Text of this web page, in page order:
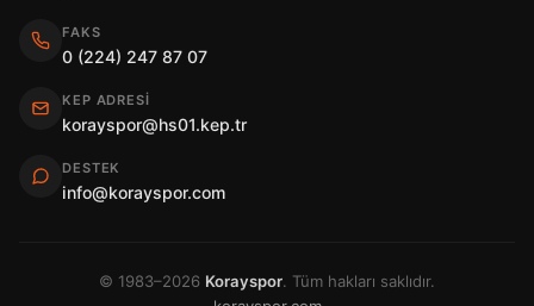
FAKS
0 (224) 247 87 07
KEP ADRESI
korayspor@hs01.kep.tr
DESTEK
info@korayspor.com
© 1983–2026 Korayspor. Tüm hakları saklıdır.